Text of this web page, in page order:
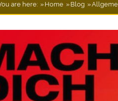
are here: Home Blog